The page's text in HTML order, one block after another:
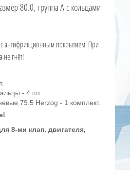
80.0, группа A с кольцами
антифрикционным покрытием. При
гнёт!
- 4 шт.
79.5 Herzog - 1 комплект.
8-ми клап. двигателя,